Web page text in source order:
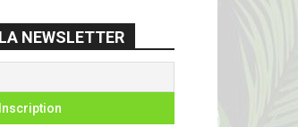
NEWSLETTER